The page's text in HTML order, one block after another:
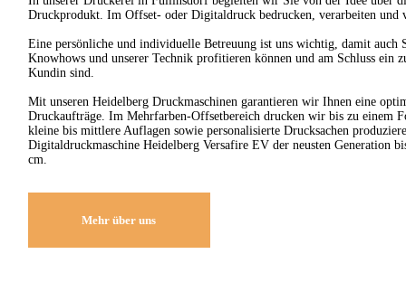
Druckprodukt. Im Offset- oder Digitaldruck bedrucken, verarbeiten und
Eine persönliche und individuelle Betreuung ist uns wichtig, damit auch
Knowhows und unserer Technik profitieren können und am Schluss ein
Kundin sind.
Mit unseren Heidelberg Druckmaschinen garantieren wir Ihnen eine
Druckaufträge. Im Mehrfarben-Offsetbereich drucken wir bis zu einem
kleine bis mittlere Auflagen sowie personalisierte Drucksachen
Digitaldruckmaschine Heidelberg Versafire EV der neusten Generation
cm.
Mehr über uns